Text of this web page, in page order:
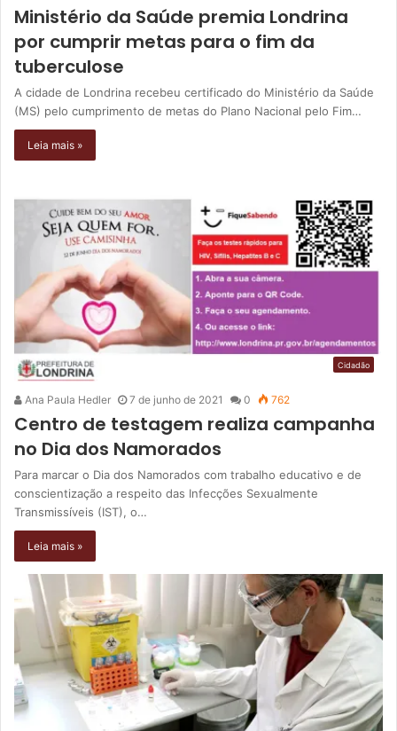
Ministério da Saúde premia Londrina
por cumprir metas para o fim da
tuberculose
A cidade de Londrina recebeu certificado do Ministério da Saúde
(MS) pelo cumprimento de metas do Plano Nacional pelo Fim…
Leia mais »
Cidadão
Ana Paula Hedler 7 de junho de 2021 0 762
Centro de testagem realiza campanha
no Dia dos Namorados
Para marcar o Dia dos Namorados com trabalho educativo e de
conscientização a respeito das Infecções Sexualmente
Transmissíveis (IST), o…
Leia mais »